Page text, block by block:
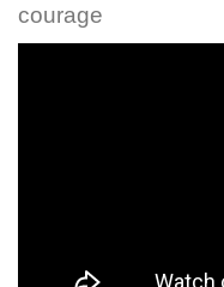
courage